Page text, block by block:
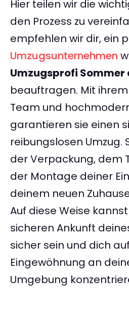
Hier teilen wir die
den Prozess zu
empfehlen wir dir, ein
Umzugsunternehmen
Umzugsprofi Sommer
beauftragen. Mit
Team und
garantieren sie einen
reibungslosen Umzug.
der Verpackung, dem
der Montage deiner
deinem neuen
Auf diese Weise
sicheren Ankunft
sicher sein und dich
Eingewöhnung an
Umgebung